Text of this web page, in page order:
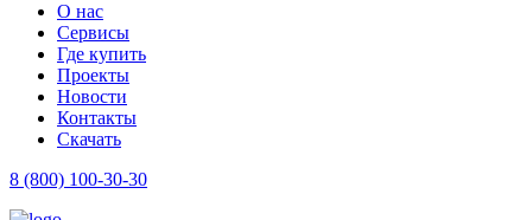
О нас
Сервисы
Где купить
Проекты
Новости
Контакты
Скачать
8 (800) 100-30-30